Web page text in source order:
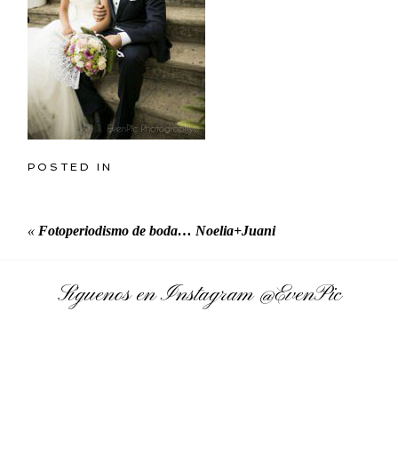
POSTED IN
« Fotoperiodismo de boda… Noelia+Juani
Síguenos en Instagram@EvenPic